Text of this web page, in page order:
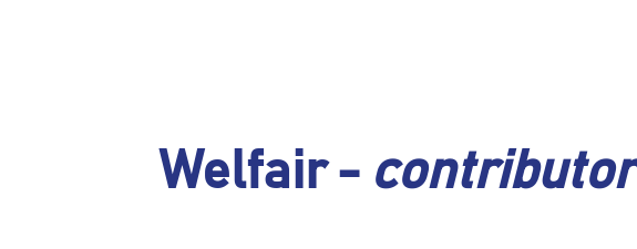
Welfair - contributor